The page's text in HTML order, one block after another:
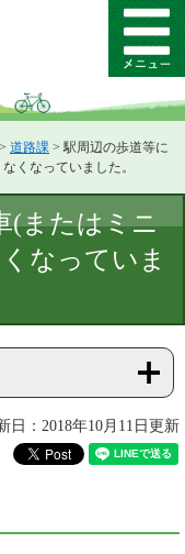
メ
ニ
ー
> 道路課 >駅周辺の歩道等に
くなっていました。
(またはミニ
なっていま
日：2018年10月11日更新